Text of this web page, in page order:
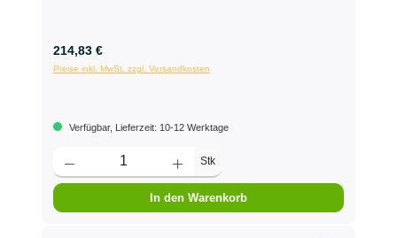
214,83 €
Preise inkl. MwSt. zzgl. Versandkosten
Verfügbar, Lieferzeit: 10-12 Werktage
Stk
In den Warenkorb